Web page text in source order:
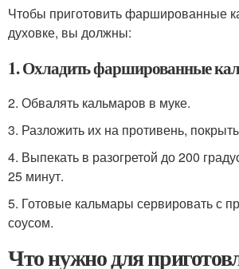
Чтобы приготовить фаршированные
духовке, вы должны:
1. Охладить фаршированные
2. Обвалять кальмаров в муке.
3. Разложить их на противень,
4. Выпекать в разогретой до 200
25 минут.
5. Готовые кальмары сервировать с
соусом.
Что нужно для